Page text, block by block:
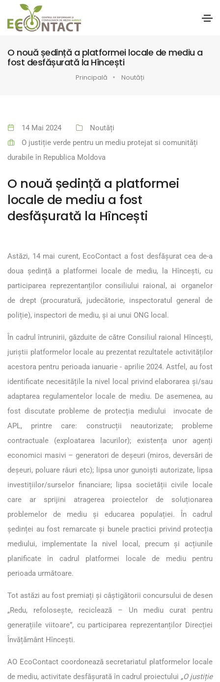
O nouă ședință a platformei locale de mediu a
fost desfășurată la Hîncești
Principală Noutăți
14 Mai 2024
Noutăți
O justiție verde pentru un mediu protejat si comunități
durabile în Republica Moldova
O nouă ședință a platformei
locale de mediu a fost
desfășurată la Hîncești
Astăzi, 14 mai curent, EcoContact a fost desfășurat cea de-a
doua ședință a platformei locale de mediu, la Hîncești, cu
participarea reprezentanților consiliului raional, ai organelor
de drept (procuratură, judecătorie, inspectoratul general de
poliție), inspectori de mediu, și ai unui ONG local.
În cadrul întrunirii, găzduite de către Consiliul raional Hîncești,
juriștii platformelor locale au prezentat rezultatele activităților
acestora pentru perioada ianuarie - aprilie 2024. Astfel, au fost
identificate necesitățile la nivel local privind elaborarea și/sau
adaptarea regulamentelor locale de mediu. De asemenea, au
fost discutate probleme de protecția mediului invocate de
APL, printre care: construcții neautorizate; probleme
contractuale (exploatarea lacurilor); existența unor agenți
economici masivi – generatori de deșeuri (miros, deversări de
deșeuri, poluare râuri etc); lipsa unor gunoiști autorizate, lipsa
investițiilor/surselor financiare; lipsa societății civile locale
care ar sprijini atragerea proiectelor de soluționarea
problemelor de mediu și educarea populației. În cadrul
ședinței au fost remarcate și bunele practici privind protecția
mediului, implementate la nivel local, precum și acțiunile
planificate în cadrul platformei locale de mediu pentru
perioada următoare.
Tot astăzi au fost premiați și câștigătorii concursului de desen
„Redu, refolosește, reciclează – Un mediu curat pentru
generațiile viitoare”, cu participarea reprezentanților Direcției
Învățământ Hîncești.
AO EcoContact coordonează secretariatul platformelor locale
de mediu, activitate desfășurată în cadrul proiectului „O justiție